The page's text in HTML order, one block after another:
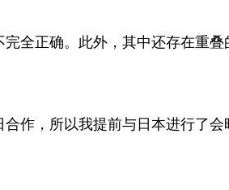
全正确。此外，其中还存在重
作，所以我提前与日本进行了